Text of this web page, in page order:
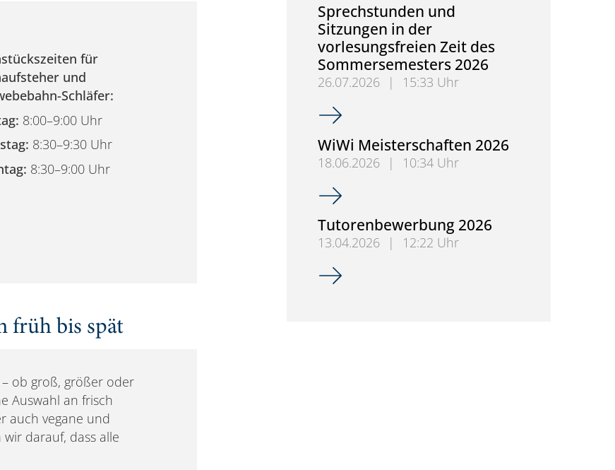
für
und
Schläfer:
8:00–9:00 Uhr
8:30–9:30 Uhr
8:30–9:00 Uhr
früh bis spät
ob groß, größer oder
Auswahl an frisch
auch vegane und
darauf, dass alle
Sprechstunden und
Sitzungen in der
vorlesungsfreien Zeit des
Sommersemesters 2026
26.07.2026 |
15:33 Uhr
Sprechstunden und Sitzungen in der
WiWi Meisterschaften 2026
18.06.2026 |
10:34 Uhr
WiWi Meisterschaften 2026
Tutorenbewerbung 2026
13.04.2026 |
12:22 Uhr
Tutorenbewerbung 2026